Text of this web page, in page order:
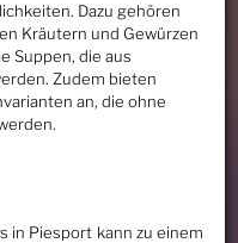
Dazu gehören
Kräutern und Gewürzen
Suppen, die aus
Zudem bieten
an, die ohne
in Piesport kann zu einem